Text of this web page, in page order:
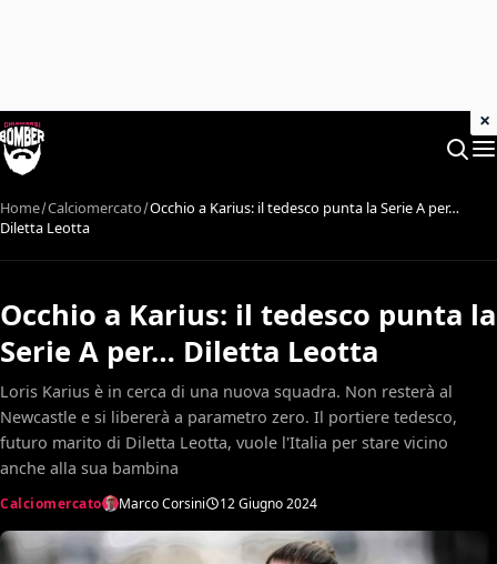
Home Calciomercato Occhio a Karius: il tedesco punta la Serie A per…
Diletta Leotta
Occhio a Karius: il tedesco punta la
Serie A per… Diletta Leotta
Loris Karius è in cerca di una nuova squadra. Non resterà al
Newcastle e si libererà a parametro zero. Il portiere tedesco,
futuro marito di Diletta Leotta, vuole l'Italia per stare vicino
anche alla sua bambina
Calciomercato Marco Corsini 12 Giugno 2024
×